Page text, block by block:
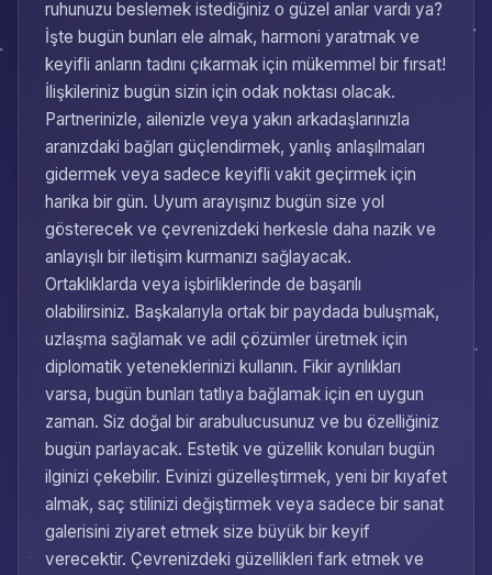
ruhunuzu beslemek istediğiniz o güzel anlar vardı ya?
İşte bugün bunları ele almak, harmoni yaratmak ve
keyifli anların tadını çıkarmak için mükemmel bir fırsat!
İlişkileriniz bugün sizin için odak noktası olacak.
Partnerinizle, ailenizle veya yakın arkadaşlarınızla
aranızdaki bağları güçlendirmek, yanlış anlaşılmaları
gidermek veya sadece keyifli vakit geçirmek için
harika bir gün. Uyum arayışınız bugün size yol
gösterecek ve çevrenizdeki herkesle daha nazik ve
anlayışlı bir iletişim kurmanızı sağlayacak.
Ortaklıklarda veya işbirliklerinde de başarılı
olabilirsiniz. Başkalarıyla ortak bir paydada buluşmak,
uzlaşma sağlamak ve adil çözümler üretmek için
diplomatik yeteneklerinizi kullanın. Fikir ayrılıkları
varsa, bugün bunları tatlıya bağlamak için en uygun
zaman. Siz doğal bir arabulucusunuz ve bu özelliğiniz
bugün parlayacak. Estetik ve güzellik konuları bugün
ilginizi çekebilir. Evinizi güzelleştirmek, yeni bir kıyafet
almak, saç stilinizi değiştirmek veya sadece bir sanat
galerisini ziyaret etmek size büyük bir keyif
verecektir. Çevrenizdeki güzellikleri fark etmek ve